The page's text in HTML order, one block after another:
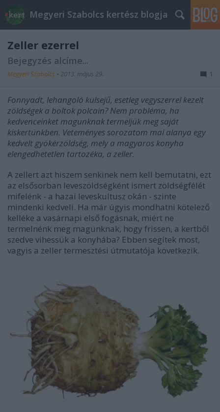
Megyeri Szabolcs kertész blogja
Zeller ezerrel
Bejegyzés alcíme...
Megyeri Szabolcs • 2013. május 29. 1
Fonnyadt, lehangoló külsejű, esetleg vegyszerrel kezelt
zöldségek a boltok polcain? Nem probléma, ha
kedvenceinket magunknak termeljük meg saját
kiskertünkben. Veteményes sorozatom mai alanya egy
kedvelt gyökérzöldség, mely a magyaros konyha
elengedhetetlen tartozéka, a zeller.
A zellert azt hiszem senkinek nem kell bemutatni, ezt
az elsősorban leveszöldségként ismert zöldségfélét
mifelénk - a hazai leveskultusz okán - szinte
mindenki kedveli. Ha már úgyis mondhatni kötelező
kelléke a vasárnapi első fogásnak, miért ne
termelnénk meg magunknak, hogy frissen, a kertből
szedve vihessük a konyhába? Ebben segítek most,
vagyis a zeller termesztési útmutatója következik.